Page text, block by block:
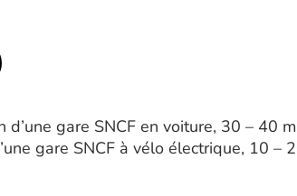
gare SNCF en voiture, 30 – 40
gare SNCF à vélo électrique, 10 –